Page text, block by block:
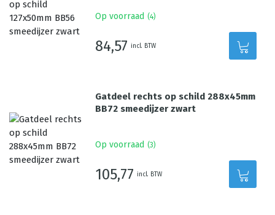
Op voorraad (4)
84,57 incl. BTW
Gatdeel rechts op schild 288x45mm
BB72 smeedijzer zwart
Op voorraad (3)
105,77 incl. BTW